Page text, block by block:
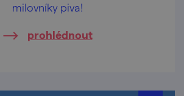
milovníky piva!
prohlédnout